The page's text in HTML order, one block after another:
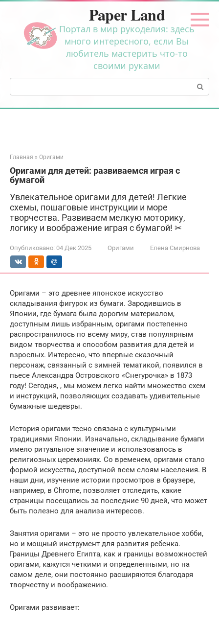
Перейти
контенту
Paper Land
Портал в мир рукоделия: здесь
много интересного, если Вы
любитель мастерить что-то
своими руками
Поиск:
Главная » Оригами
Оригами для детей: развиваемся играя с
бумагой
Увлекательное оригами для детей! Легкие
схемы, пошаговые инструкции и море
творчества. Развиваем мелкую моторику,
логику и воображение играя с бумагой! ✂
Опубликовано: 04 Дек 2025 Оригами Елена Смирнова
Оригами – это древнее японское искусство
складывания фигурок из бумаги. Зародившись в
Японии, где бумага была дорогим материалом,
доступным лишь избранным, оригами постепенно
распространилось по всему миру, став популярным
видом творчества и способом развития для детей и
взрослых. Интересно, что впервые сказочный
персонаж, связанный с зимней тематикой, появился в
пьесе Александра Островского «Снегурочка» в 1873
году! Сегодня, , мы можем легко найти множество схем
и инструкций, позволяющих создавать удивительные
бумажные шедевры.
История оригами тесно связана с культурными
традициями Японии. Изначально, складывание бумаги
имело ритуальное значение и использовалось в
религиозных церемониях. Со временем, оригами стало
формой искусства, доступной всем слоям населения. В
наши дни, изучение истории просмотров в браузере,
например, в Chrome, позволяет отследить, какие
страницы посещались за последние 90 дней, что может
быть полезно для анализа интересов.
Занятия оригами – это не просто увлекательное хобби,
но и мощный инструмент для развития ребенка.
Границы Древнего Египта, как и границы возможностей
оригами, кажутся четкими и определенными, но на
самом деле, они постоянно расширяются благодаря
творчеству и воображению.
Оригами развивает: